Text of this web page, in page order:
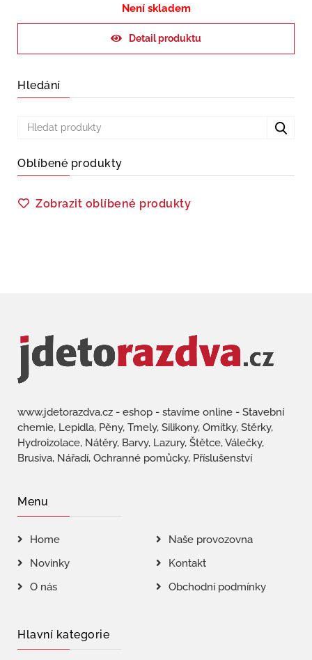
Není skladem
Detail produktu
Hledání
Oblíbené produkty
Zobrazit oblíbené produkty
www.jdetorazdva.cz - eshop - stavíme online - Stavební
chemie, Lepidla, Pěny, Tmely, Silikony, Omítky, Stěrky,
Hydroizolace, Nátěry, Barvy, Lazury, Štětce, Válečky,
Brusiva, Nářadí, Ochranné pomůcky, Příslušenství
Menu
Home
Naše provozovna
Novinky
Kontakt
O nás
Obchodní podmínky
Hlavní kategorie